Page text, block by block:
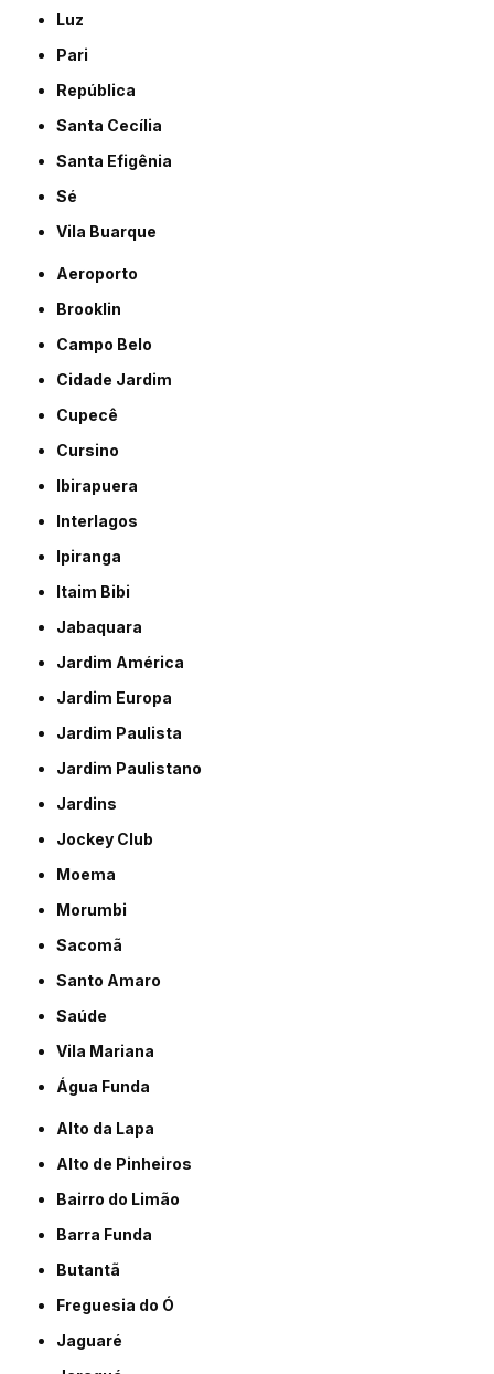
Luz
Pari
República
Santa Cecília
Santa Efigênia
Sé
Vila Buarque
Aeroporto
Brooklin
Campo Belo
Cidade Jardim
Cupecê
Cursino
Ibirapuera
Interlagos
Ipiranga
Itaim Bibi
Jabaquara
Jardim América
Jardim Europa
Jardim Paulista
Jardim Paulistano
Jardins
Jockey Club
Moema
Morumbi
Sacomã
Santo Amaro
Saúde
Vila Mariana
Água Funda
Alto da Lapa
Alto de Pinheiros
Bairro do Limão
Barra Funda
Butantã
Freguesia do Ó
Jaguaré